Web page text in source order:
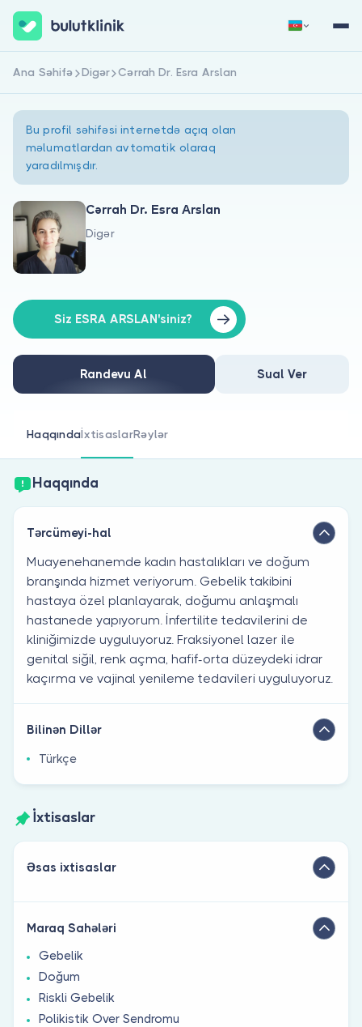
Haqqımızda
Xəstələr üçün
Həkimlər üçün
Qeydiyyat
Ana Səhifə Digər Cərrah Dr. Esra Arslan
Bu profil səhifəsi internetdə açıq olan
məlumatlardan avtomatik olaraq
yaradılmışdır.
Cərrah Dr. Esra Arslan
Digər
Siz ESRA ARSLAN'siniz?
Randevu Al Sual Ver
HaqqındaİxtisaslarRəylər
Haqqında
Tərcümeyi-hal
Muayenehanemde kadın hastalıkları ve doğum
branşında hizmet veriyorum. Gebelik takibini
hastaya özel planlayarak, doğumu anlaşmalı
hastanede yapıyorum. İnfertilite tedavilerini de
kliniğimizde uyguluyoruz. Fraksiyonel lazer ile
genital siğil, renk açma, hafif-orta düzeydeki idrar
kaçırma ve vajinal yenileme tedavileri uyguluyoruz.
Bilinən Dillər
Türkçe
İxtisaslar
Əsas ixtisaslar
Maraq Sahələri
Gebelik
Doğum
Riskli Gebelik
Polikistik Over Sendromu